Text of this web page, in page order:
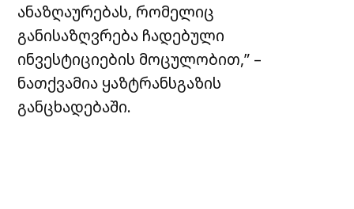
ანაზღაურებას, რომელიც
განისაზღვრება ჩადებული
ინვესტიციების მოცულობით,” –
ნათქვამია ყაზტრანსგაზის
განცხადებაში.